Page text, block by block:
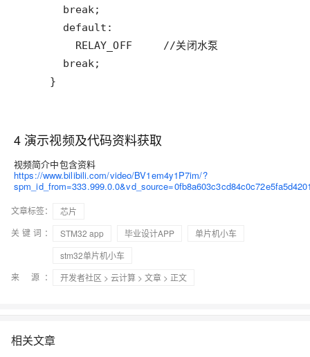
    }
4 演示视频及代码资料获取
视频简介中包含资料
https://www.bilibili.com/video/BV1em4y1P7im/?
文章标签：
芯片
关键词：
STM32 app 毕业设计APP
单片机小车
stm32单片机小车
来 源：
开发者社区 > 云计算 > 文章 > 正文
相关文章